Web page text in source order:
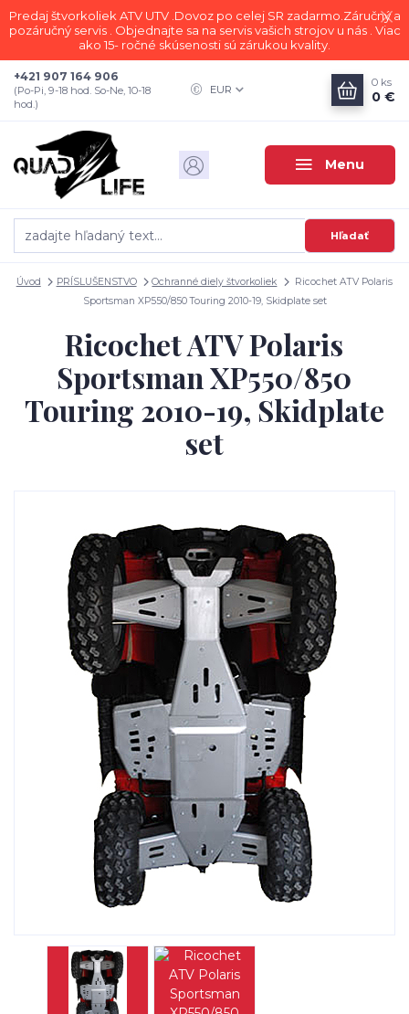
Predaj štvorkoliek ATV UTV .Dovoz po celej SR zadarmo.Záručný a
pozáručný servis . Objednajte sa na servis vašich strojov u nás . Viac
ako 15- ročné skúsenosti sú zárukou kvality.
Menu
EUR
Hľadať
+421 907 164 906
(Po-Pi, 9-18 hod. So-Ne, 10-18
hod.)
0 ks
0 €
Úvod PRÍSLUŠENSTVO Ochranné diely štvorkoliek
Ricochet ATV Polaris
Sportsman XP550/850 Touring 2010-19, Skidplate set
Ricochet ATV Polaris
Sportsman XP550/850
Touring 2010-19, Skidplate
set